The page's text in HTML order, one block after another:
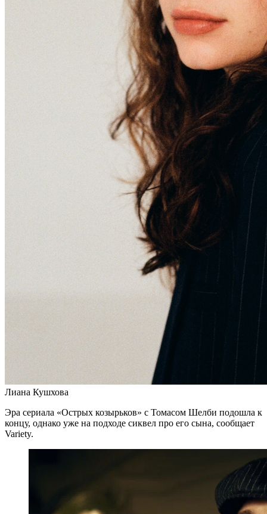
Лиана Кушхова
Эра сериала «Острых козырьков» с Томасом Шелби подошла к
концу, однако уже на подходе сиквел про его сына, сообщает
Variety.